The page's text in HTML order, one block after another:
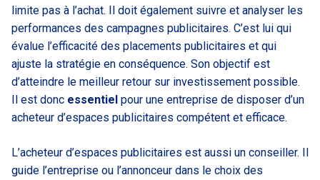
limite pas à l’achat. Il doit également suivre et analyser les
performances des campagnes publicitaires. C’est lui qui
évalue l’efficacité des placements publicitaires et qui
ajuste la stratégie en conséquence. Son objectif est
d’atteindre le meilleur retour sur investissement possible.
Il est donc essentiel pour une entreprise de disposer d’un
acheteur d’espaces publicitaires compétent et efficace.
L’acheteur d’espaces publicitaires est aussi un conseiller. Il
guide l’entreprise ou l’annonceur dans le choix des